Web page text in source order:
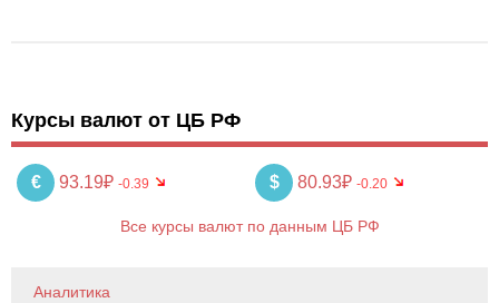
Курсы валют от ЦБ РФ
€ 93.19₽ -0.39 $ 80.93₽ -0.20
Все курсы валют по данным ЦБ РФ
Аналитика